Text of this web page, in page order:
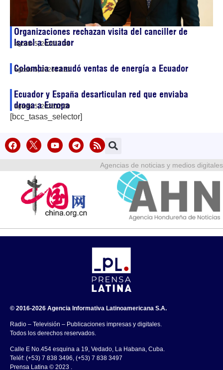
Organizaciones rechazan visita del canciller de
Israel a Ecuador
agosto 5, 202617:31
Colombia reanudó ventas de energía a Ecuador
agosto 5, 202613:23
Ecuador y España desarticulan red que enviaba
droga a Europa
agosto 5, 202612:00
[bcc_tasas_selector]
Agencias de noticias y medios digitales
© 2016-2026 Agencia Informativa Latinoamericana S.A.
Radio – Televisión – Publicaciones impresas y digitales.
Todos los derechos reservados.
Calle E No.454 esquina a 19, Vedado, La Habana, Cuba.
Teléf: (+53) 7 838 3496, (+53) 7 838 3497
Prensa Latina © 2023 .